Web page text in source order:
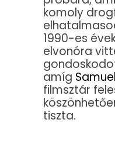
komoly
1990-es
elvonóra
amíg Samuel
filmsztár
tiszta.